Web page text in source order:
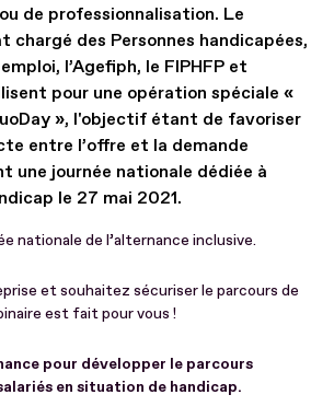
de professionnalisation. Le
chargé des Personnes handicapées,
l’Agefiph, le FIPHFP et
pour une opération spéciale «
», l'objectif étant de favoriser
entre l’offre et la demande
une journée nationale dédiée à
le 27 mai 2021.
nationale de l’alternance inclusive.
et souhaitez sécuriser le parcours de
est fait pour vous !
pour développer le parcours
en situation de handicap.